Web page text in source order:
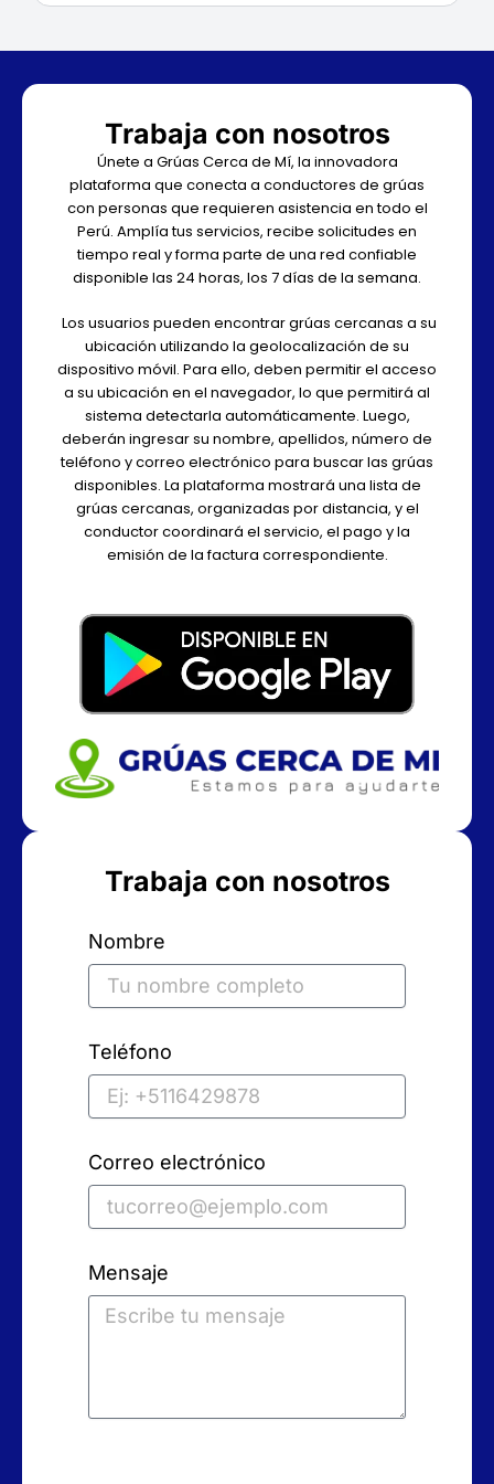
Trabaja con nosotros
Únete a Grúas Cerca de Mí, la innovadora
plataforma que conecta a conductores de grúas
con personas que requieren asistencia en todo el
Perú. Amplía tus servicios, recibe solicitudes en
tiempo real y forma parte de una red confiable
disponible las 24 horas, los 7 días de la semana.
Los usuarios pueden encontrar grúas cercanas a su
ubicación utilizando la geolocalización de su
dispositivo móvil. Para ello, deben permitir el acceso
a su ubicación en el navegador, lo que permitirá al
sistema detectarla automáticamente. Luego,
deberán ingresar su nombre, apellidos, número de
teléfono y correo electrónico para buscar las grúas
disponibles. La plataforma mostrará una lista de
grúas cercanas, organizadas por distancia, y el
conductor coordinará el servicio, el pago y la
emisión de la factura correspondiente.
Trabaja con nosotros
Nombre
Teléfono
Correo electrónico
Mensaje